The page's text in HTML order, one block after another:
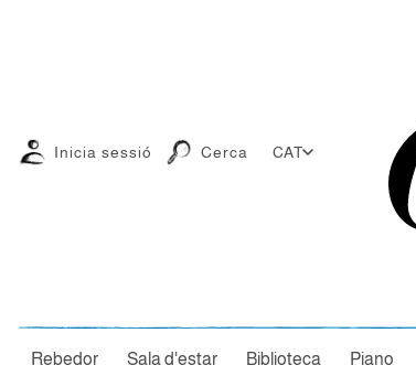
Inicia sessió Cerca CAT
Rebedor Sala d'estar Biblioteca Piano